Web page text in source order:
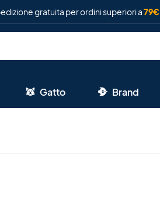
gratuita per ordini superiori a79€
Gatto Brand